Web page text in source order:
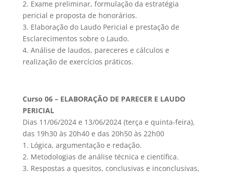
2. Exame preliminar, formulação da estratégia
pericial e proposta de honorários.
3. Elaboração do Laudo Pericial e prestação de
Esclarecimentos sobre o Laudo.
4. Análise de laudos, pareceres e cálculos e
realização de exercícios práticos.
Curso 06 – ELABORAÇÃO DE PARECER E LAUDO
PERICIAL
Dias 11/06/2024 e 13/06/2024 (terça e quinta-feira),
das 19h30 às 20h40 e das 20h50 às 22h00
1. Lógica, argumentação e redação.
2. Metodologias de análise técnica e científica.
3. Respostas a quesitos, conclusivas e inconclusivas,